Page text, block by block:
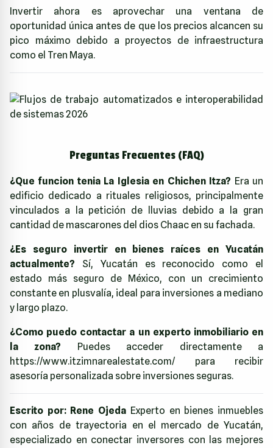
Invertir ahora es aprovechar una ventana de
oportunidad única antes de que los precios alcancen su
pico máximo debido a proyectos de infraestructura
como el Tren Maya.
Preguntas Frecuentes (FAQ)
¿Que funcion tenia La Iglesia en Chichen Itza? Era un
edificio dedicado a rituales religiosos, principalmente
vinculados a la petición de lluvias debido a la gran
cantidad de mascarones del dios Chaac en su fachada.
¿Es seguro invertir en bienes raíces en Yucatán
actualmente? Sí, Yucatán es reconocido como el
estado más seguro de México, con un crecimiento
constante en plusvalía, ideal para inversiones a mediano
y largo plazo.
¿Como puedo contactar a un experto inmobiliario en
la zona? Puedes acceder directamente a
https://www.itzimnarealestate.com/ para recibir
asesoría personalizada sobre inversiones seguras.
Escrito por: Rene Ojeda Experto en bienes inmuebles
con años de trayectoria en el mercado de Yucatán,
especializado en conectar inversores con las mejores